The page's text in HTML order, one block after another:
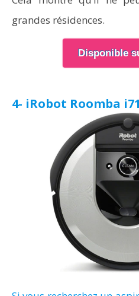
grandes résidences.
Disponible
4- iRobot Roomba